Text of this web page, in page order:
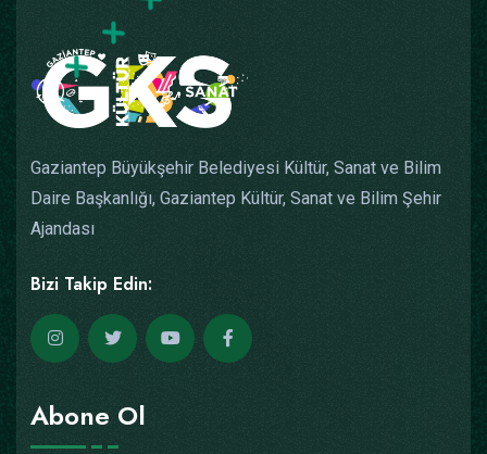
Gaziantep Büyükşehir Belediyesi Kültür, Sanat ve Bilim
Daire Başkanlığı, Gaziantep Kültür, Sanat ve Bilim Şehir
Ajandası
Bizi Takip Edin:
Abone Ol